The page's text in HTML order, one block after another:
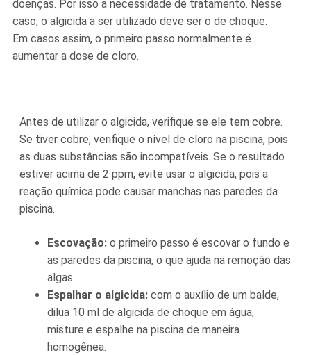
doenças. Por isso a necessidade de tratamento. Nesse
caso, o algicida a ser utilizado deve ser o de choque.
Em casos assim, o primeiro passo normalmente é
aumentar a dose de cloro.
Antes de utilizar o algicida, verifique se ele tem cobre.
Se tiver cobre, verifique o nível de cloro na piscina, pois
as duas substâncias são incompatíveis. Se o resultado
estiver acima de 2 ppm, evite usar o algicida, pois a
reação química pode causar manchas nas paredes da
piscina.
Escovação: o primeiro passo é escovar o fundo e
as paredes da piscina, o que ajuda na remoção das
algas.
Espalhar o algicida: com o auxílio de um balde,
dilua 10 ml de algicida de choque em água,
misture e espalhe na piscina de maneira
homogênea.